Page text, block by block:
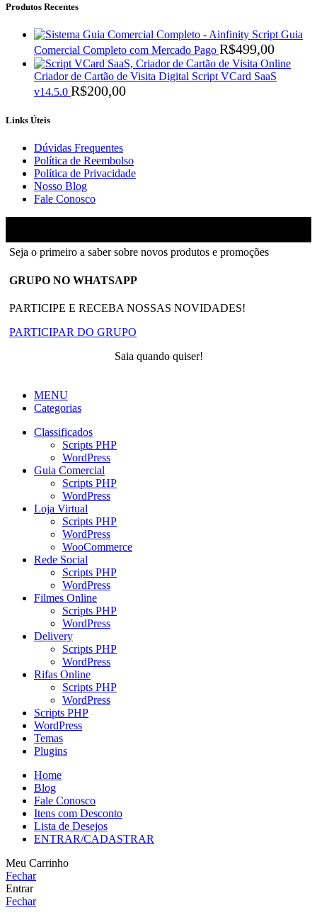
Produtos Recentes
Script Guia
Comercial Completo com Mercado Pago R$499,00
Criador de Cartão de Visita Digital Script VCard SaaS
v14.5.0 R$200,00
Links Úteis
Dúvidas Frequentes
Política de Reembolso
Política de Privacidade
Nosso Blog
Fale Conosco
Seja o primeiro a saber sobre novos produtos e promoções
GRUPO NO WHATSAPP
PARTICIPE E RECEBA NOSSAS NOVIDADES!
PARTICIPAR DO GRUPO
Saia quando quiser!
MENU
Categorias
Classificados
Scripts PHP
WordPress
Guia Comercial
Scripts PHP
WordPress
Loja Virtual
Scripts PHP
WordPress
WooCommerce
Rede Social
Scripts PHP
WordPress
Filmes Online
Scripts PHP
WordPress
Delivery
Scripts PHP
WordPress
Rifas Online
Scripts PHP
WordPress
Scripts PHP
WordPress
Temas
Plugins
Home
Blog
Fale Conosco
Itens com Desconto
Lista de Desejos
ENTRAR/CADASTRAR
Meu Carrinho
Fechar
Entrar
Fechar